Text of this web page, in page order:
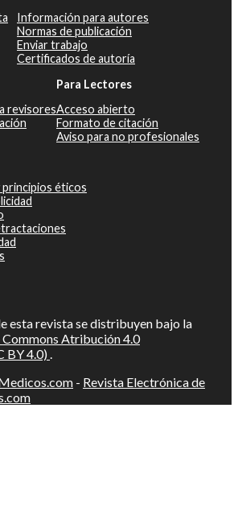
Información para autores
Normas de publicación
Enviar trabajo
Certificados de autoría
revisores
Para Lectores
Acceso abierto
Formato de citación
Aviso para no profesionales
éticos
esta revista se distribuyen bajo la
Atribución 4.0
BY 4.0) .
- Revista Electrónica de